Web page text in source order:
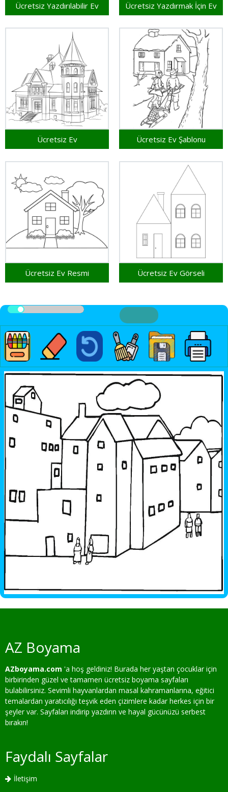
Ücretsiz Yazdırılabilir Ev Ücretsiz Yazdırmak İçin Ev
Ücretsiz Ev Ücretsiz Ev Şablonu
Ücretsiz Ev Resmi Ücretsiz Ev Görseli
AZ Boyama
AZboyama.com 'a hoş geldiniz! Burada her yaştan çocuklar için
birbirinden güzel ve tamamen ücretsiz boyama sayfaları
bulabilirsiniz. Sevimli hayvanlardan masal kahramanlarına, eğitici
temalardan yaratıcılığı teşvik eden çizimlere kadar herkes için bir
şeyler var. Sayfaları indirip yazdırın ve hayal gücünüzü serbest
bırakın!
Faydalı Sayfalar
İletişim